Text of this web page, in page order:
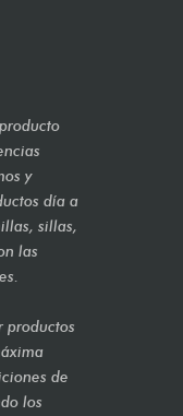
y
día a
sillas,
las
productos
de
los